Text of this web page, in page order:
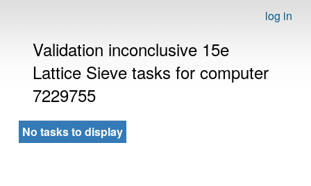
log in
Validation inconclusive 15e
Lattice Sieve tasks for computer
7229755
No tasks to display